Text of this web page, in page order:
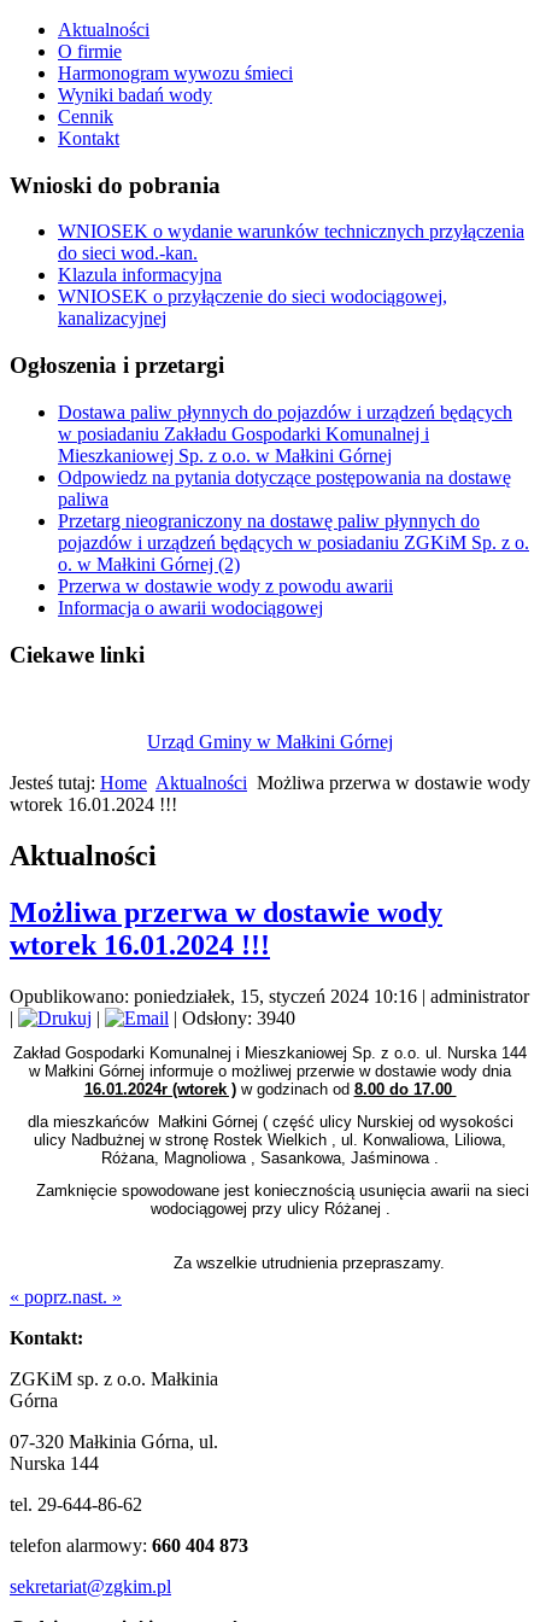
Aktualności
O firmie
Harmonogram wywozu śmieci
Wyniki badań wody
Cennik
Kontakt
Wnioski do pobrania
WNIOSEK o wydanie warunków technicznych przyłączenia
do sieci wod.-kan.
Klazula informacyjna
WNIOSEK o przyłączenie do sieci wodociągowej,
kanalizacyjnej
Ogłoszenia i przetargi
Dostawa paliw płynnych do pojazdów i urządzeń będących
w posiadaniu Zakładu Gospodarki Komunalnej i
Mieszkaniowej Sp. z o.o. w Małkini Górnej
Odpowiedz na pytania dotyczące postępowania na dostawę
paliwa
Przetarg nieograniczony na dostawę paliw płynnych do
pojazdów i urządzeń będących w posiadaniu ZGKiM Sp. z o.
o. w Małkini Górnej (2)
Przerwa w dostawie wody z powodu awarii
Informacja o awarii wodociągowej
Ciekawe linki
Urząd Gminy w Małkini Górnej
Jesteś tutaj: Home Aktualności Możliwa przerwa w dostawie wody
wtorek 16.01.2024 !!!
Aktualności
Możliwa przerwa w dostawie wody
wtorek 16.01.2024 !!!
Opublikowano: poniedziałek, 15, styczeń 2024 10:16 | administrator
|
| | Odsłony: 3940
Zakład Gospodarki Komunalnej i Mieszkaniowej Sp. z o.o. ul. Nurska 144
w Małkini Górnej informuje o możliwej przerwie w dostawie wody dnia
16.01.2024r (wtorek )w godzinach od 8.00 do 17.00
dla mieszkańców Małkini Górnej ( część ulicy Nurskiej od wysokości
ulicy Nadbużnej w stronę Rostek Wielkich , ul. Konwaliowa, Liliowa,
Różana, Magnoliowa , Sasankowa, Jaśminowa .
Zamknięcie spowodowane jest koniecznością usunięcia awarii na sieci
wodociągowej przy ulicy Różanej .
Za wszelkie utrudnienia przepraszamy.
« poprz.nast. »
Kontakt:
ZGKiM sp. z o.o. Małkinia
Górna
07-320 Małkinia Górna, ul.
Nurska 144
tel. 29-644-86-62
telefon alarmowy: 660 404 873
sekretariat@zgkim.pl